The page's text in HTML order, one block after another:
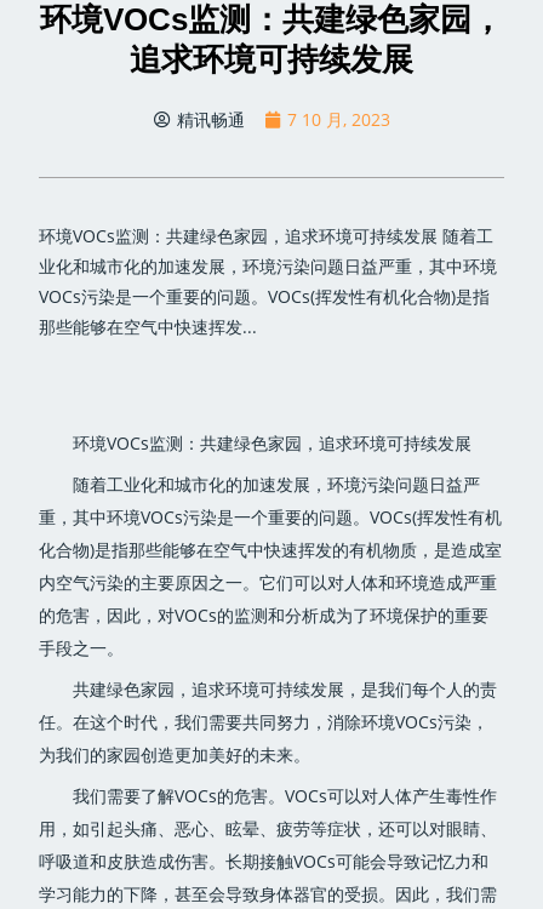
环境VOCs监测：共建绿色家园，
追求环境可持续发展
精讯畅通 7 10 月, 2023
环境VOCs监测：共建绿色家园，追求环境可持续发展 随着工
业化和城市化的加速发展，环境污染问题日益严重，其中环境
VOCs污染是一个重要的问题。VOCs(挥发性有机化合物)是指
那些能够在空气中快速挥发...
环境VOCs监测：共建绿色家园，追求环境可持续发展
随着工业化和城市化的加速发展，环境污染问题日益严
重，其中环境VOCs污染是一个重要的问题。VOCs(挥发性有机
化合物)是指那些能够在空气中快速挥发的有机物质，是造成室
内空气污染的主要原因之一。它们可以对人体和环境造成严重
的危害，因此，对VOCs的监测和分析成为了环境保护的重要
手段之一。
共建绿色家园，追求环境可持续发展，是我们每个人的责
任。在这个时代，我们需要共同努力，消除环境VOCs污染，
为我们的家园创造更加美好的未来。
我们需要了解VOCs的危害。VOCs可以对人体产生毒性作
用，如引起头痛、恶心、眩晕、疲劳等症状，还可以对眼睛、
呼吸道和皮肤造成伤害。长期接触VOCs可能会导致记忆力和
学习能力的下降，甚至会导致身体器官的受损。因此，我们需